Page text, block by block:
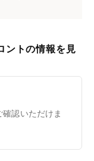
ントの情報を見
認いただけま